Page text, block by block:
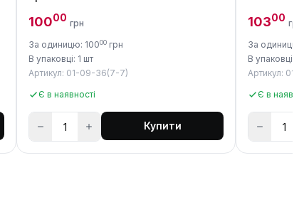
10000 грн
За одиницю: 10000 грн
В упаковці: 1 шт
Артикул: 01-09-36(7-7)
Є в наявності
Купити
10300 грн
За одиницю:
В упаковці: 1
Артикул:
Є в